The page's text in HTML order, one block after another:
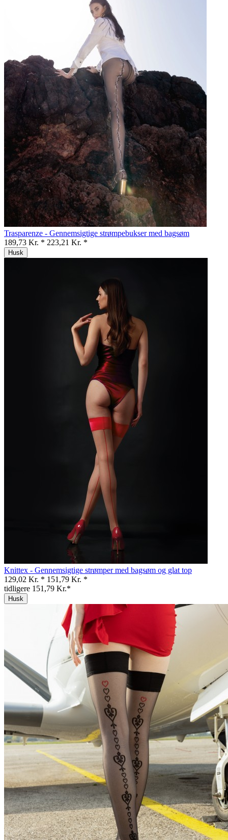
Trasparenze - Gennemsigtige strømpebukser med bagsøm
189,73 Kr. * 223,21 Kr. *
Husk
Knittex - Gennemsigtige strømper med bagsøm og glat top
129,02 Kr. * 151,79 Kr. *
tidligere 151,79 Kr.*
Husk